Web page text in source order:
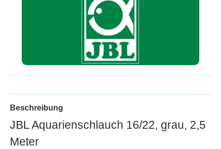
Beschreibung
JBL Aquarienschlauch 16/22, grau, 2,5
Meter